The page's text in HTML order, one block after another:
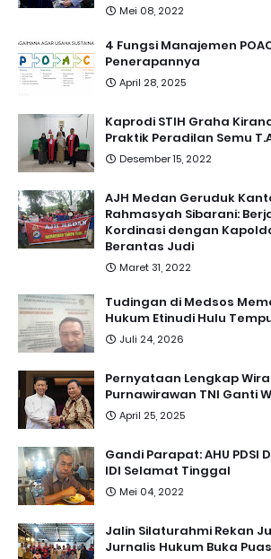
Mei 08, 2022
4 Fungsi Manajemen
Penerapannya
April 28, 2025
Kaprodi STIH Graha
Praktik Peradilan Semu
Desember 15, 2022
AJH Medan Geruduk
Rahmasyah Sibarani:
Kordinasi dengan
Berantas Judi
Maret 31, 2022
Tudingan di Medsos
Hukum Etinudi Hulu
Juli 24, 2026
Pernyataan Lengkap
Purnawirawan TNI Ganti
April 25, 2025
Gandi Parapat: AHU PDSI
IDI Selamat Tinggal
Mei 04, 2022
Jalin Silaturahmi Rekan
Jurnalis Hukum Buka